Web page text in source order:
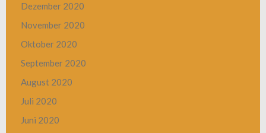
Dezember 2020
November 2020
Oktober 2020
September 2020
August 2020
Juli 2020
Juni 2020